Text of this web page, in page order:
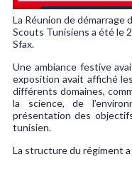
La Réunion de démarrage
Scouts Tunisiens a été le
Sfax.
Une ambiance festive
exposition avait affiché
différents domaines,
la science, de
présentation des
tunisien.
La structure du régiment